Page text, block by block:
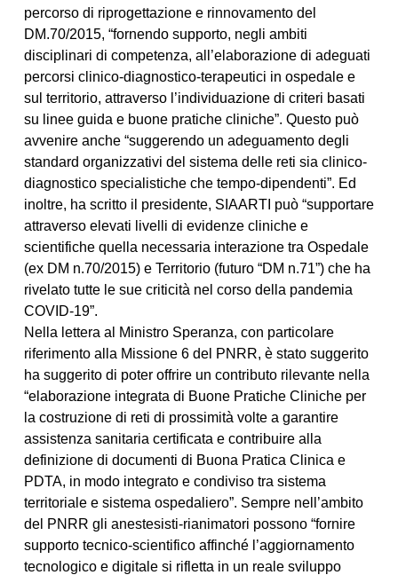
percorso di riprogettazione e rinnovamento del
DM.70/2015, “fornendo supporto, negli ambiti
disciplinari di competenza, all’elaborazione di adeguati
percorsi clinico-diagnostico-terapeutici in ospedale e
sul territorio, attraverso l’individuazione di criteri basati
su linee guida e buone pratiche cliniche”. Questo può
avvenire anche “suggerendo un adeguamento degli
standard organizzativi del sistema delle reti sia clinico-
diagnostico specialistiche che tempo-dipendenti”. Ed
inoltre, ha scritto il presidente, SIAARTI può “supportare
attraverso elevati livelli di evidenze cliniche e
scientifiche quella necessaria interazione tra Ospedale
(ex DM n.70/2015) e Territorio (futuro “DM n.71”) che ha
rivelato tutte le sue criticità nel corso della pandemia
COVID-19”.
Nella lettera al Ministro Speranza, con particolare
riferimento alla Missione 6 del PNRR, è stato suggerito
ha suggerito di poter offrire un contributo rilevante nella
“elaborazione integrata di Buone Pratiche Cliniche per
la costruzione di reti di prossimità volte a garantire
assistenza sanitaria certificata e contribuire alla
definizione di documenti di Buona Pratica Clinica e
PDTA, in modo integrato e condiviso tra sistema
territoriale e sistema ospedaliero”. Sempre nell’ambito
del PNRR gli anestesisti-rianimatori possono “fornire
supporto tecnico-scientifico affinché l’aggiornamento
tecnologico e digitale si rifletta in un reale sviluppo